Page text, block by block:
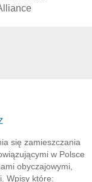
się zamieszczania
w Polsce
obyczajowymi,
Wpisy które: